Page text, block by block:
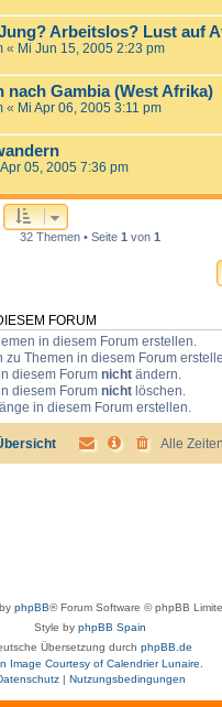
Arbeitslos? Lust auf
« Mi Jun 15, 2005 2:23 pm
nach Gambia (West Afrika)
« Mi Apr 06, 2005 3:11 pm
Apr 05, 2005 7:36 pm
32 Themen • Seite 1 von 1
FORUM
in diesem Forum erstellen.
zu Themen in diesem Forum
diesem Forum nicht ändern.
diesem Forum nicht löschen.
in diesem Forum erstellen.
Alle
phpBB® Forum Software © phpBB
Style by phpBB Spain
Übersetzung durch phpBB.de
Image Courtesy of Calendrier Lunaire.
| Nutzungsbedingungen